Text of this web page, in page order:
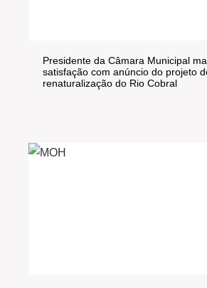
Presidente da Câmara Municipal
satisfação com anúncio do projeto
renaturalização do Rio Cobral